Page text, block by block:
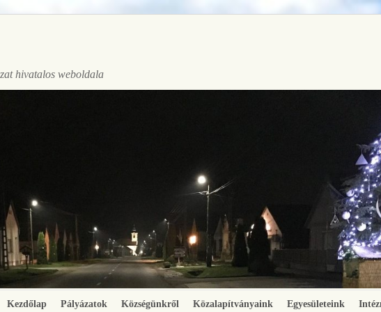
hivatalos weboldala
Kezdőlap Pályázatok Községünkről Közalapítványaink Egyesületeink